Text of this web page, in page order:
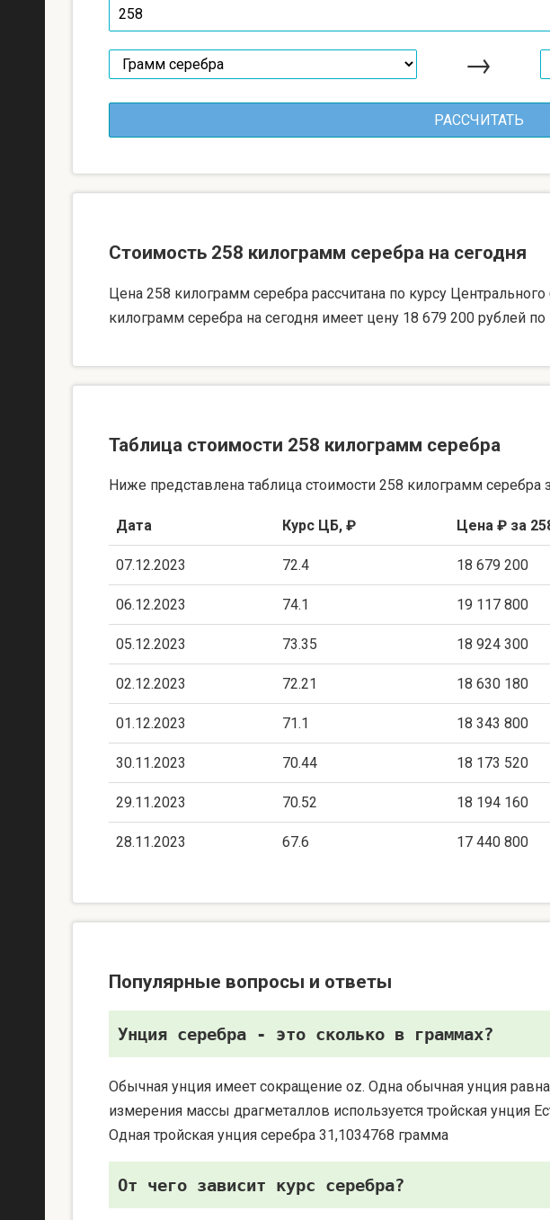
→
Стоимость 258 килограмм серебра на сегодня
Цена 258 килограмм серебра рассчитана по курсу
килограмм серебра на сегодня имеет цену 18 679 200 рублей
Таблица стоимости 258 килограмм серебра
Ниже представлена таблица стоимости 258 килограмм серебра
Дата Курс ЦБ, ₽ Цена ₽ за
07.12.2023 72.4 18 679 200
06.12.2023 74.1 19 117 800
05.12.2023 73.35 18 924 300
02.12.2023 72.21 18 630 180
01.12.2023 71.1 18 343 800
30.11.2023 70.44 18 173 520
29.11.2023 70.52 18 194 160
28.11.2023 67.6 17 440 800
Популярные вопросы и ответы
Унция серебра - это сколько в граммах?
Обычная унция имеет сокращение oz. Одна обычная унция
измерения массы драгметаллов используется тройская унция
Одная тройская унция серебра 31,1034768 грамма
От чего зависит курс серебра?